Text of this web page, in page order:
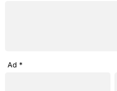
Ad *